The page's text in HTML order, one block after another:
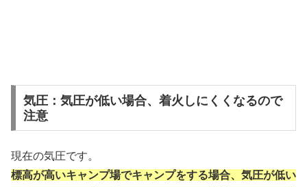
気圧：気圧が低い場合、着火しにくくなるので
注意
現在の気圧です。
標高が高いキャンプ場でキャンプをする場合、気圧が低い